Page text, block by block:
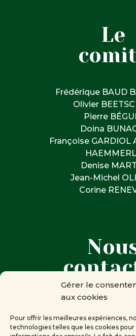
Gérer le
aux cookies
Pour offrir les meilleures expériences,
technologies telles que les cookies
Le
Frédérique BAUD
Olivier
Pierre
Doina
Françoise GARDIOL
Denise
Jean-Michel
Corine
Présidente de la
mots